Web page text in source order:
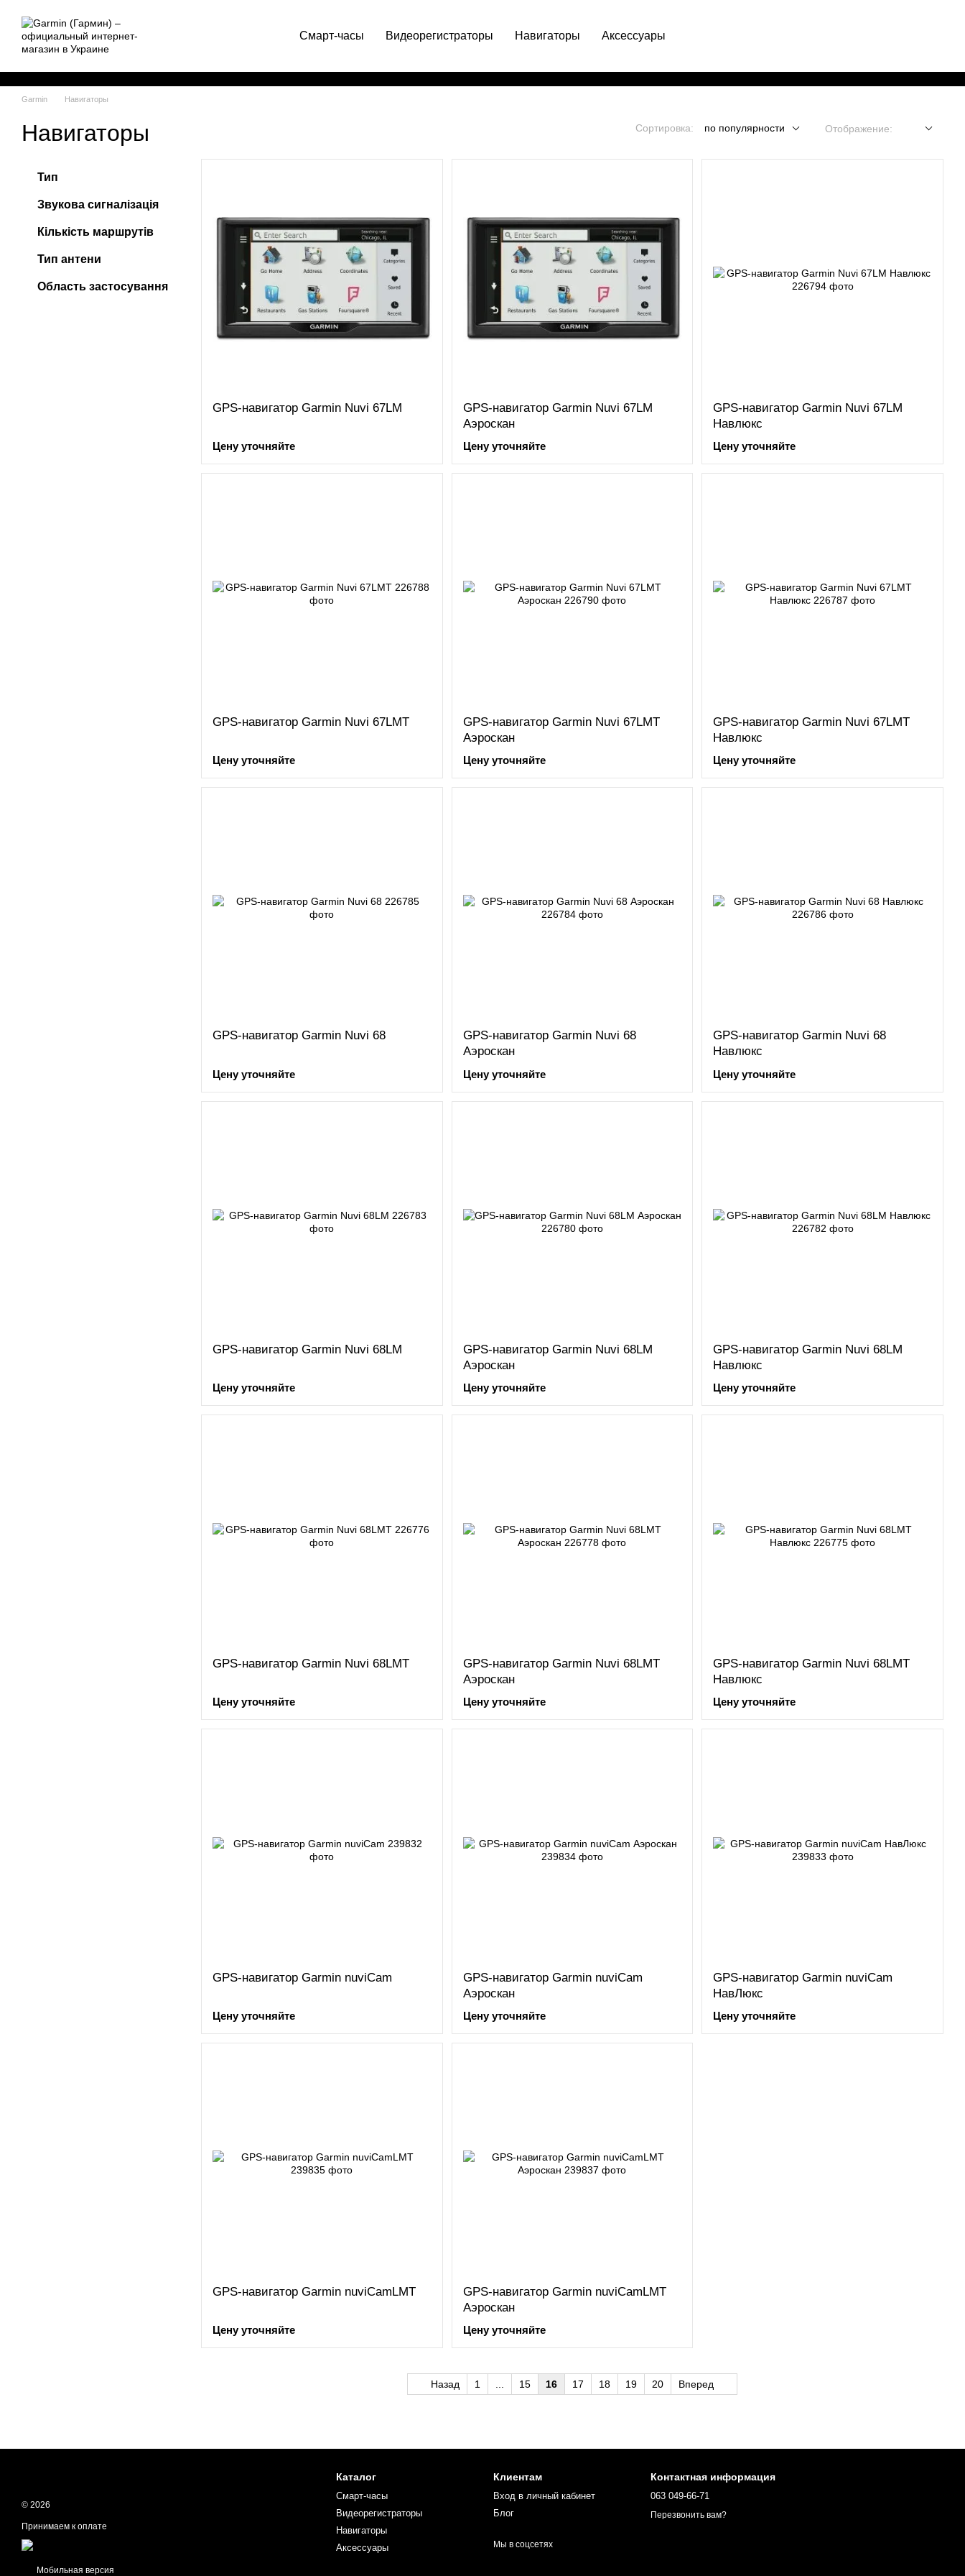
Смарт-часы Видеорегистраторы Навигаторы Аксессуары
Garmin Навигаторы
Навигаторы Сортировка: по популярности Отображение:
GPS-навигатор Garmin Nuvi 67LM
Цену уточняйте
GPS-навигатор Garmin Nuvi 67LM
Аэроскан
Цену уточняйте
GPS-навигатор Garmin Nuvi 67LM
Навлюкс
Цену уточняйте
GPS-навигатор Garmin Nuvi 67LMT
Цену уточняйте
GPS-навигатор Garmin Nuvi 67LMT
Аэроскан
Цену уточняйте
GPS-навигатор Garmin Nuvi 67LMT
Навлюкс
Цену уточняйте
GPS-навигатор Garmin Nuvi 68
Цену уточняйте
GPS-навигатор Garmin Nuvi 68
Аэроскан
Цену уточняйте
GPS-навигатор Garmin Nuvi 68
Навлюкс
Цену уточняйте
GPS-навигатор Garmin Nuvi 68LM
Цену уточняйте
GPS-навигатор Garmin Nuvi 68LM
Аэроскан
Цену уточняйте
GPS-навигатор Garmin Nuvi 68LM
Навлюкс
Цену уточняйте
GPS-навигатор Garmin Nuvi 68LMT
Цену уточняйте
GPS-навигатор Garmin Nuvi 68LMT
Аэроскан
Цену уточняйте
GPS-навигатор Garmin Nuvi 68LMT
Навлюкс
Цену уточняйте
GPS-навигатор Garmin nuviCam
Цену уточняйте
GPS-навигатор Garmin nuviCam
Аэроскан
Цену уточняйте
GPS-навигатор Garmin nuviCam
НавЛюкс
Цену уточняйте
GPS-навигатор Garmin nuviCamLMT
Цену уточняйте
GPS-навигатор Garmin nuviCamLMT
Аэроскан
Цену уточняйте
Назад 1 15 16 17 18 19 20 Вперед
Тип
Звукова сигналізація
Кількість маршрутів
Тип антени
Область застосування
© 2026
Принимаем к оплате
Мобильная версия
Каталог
Смарт-часы
Видеорегистраторы
Навигаторы
Аксессуары
Клиентам
Вход в личный кабинет
Блог
Мы в соцсетях
Контактная информация
063 049-66-71
Перезвонить вам?